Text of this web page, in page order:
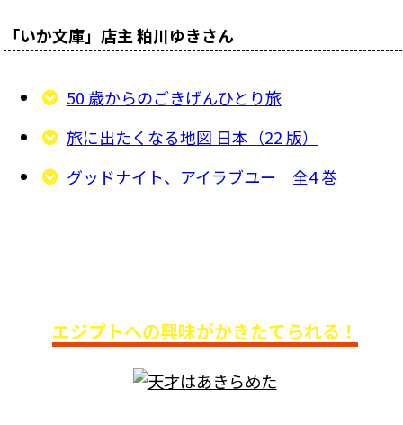
「いか文庫」店主 粕川ゆきさん
50 歳からのごきげんひとり旅
旅に出たくなる地図 日本（22 版）
グッドナイト、アイラブユー 全4 巻
エジプトへの興味がかきたてられる！